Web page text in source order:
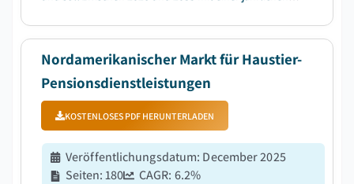
Luxuswohnimmobilien und Lifestyle....
Nordamerikanischer Markt für Haustier-
Pensionsdienstleistungen
KOSTENLOSES PDF HERUNTERLADEN
Veröffentlichungsdatum: December 2025
Seiten:180 CAGR: 6.2%